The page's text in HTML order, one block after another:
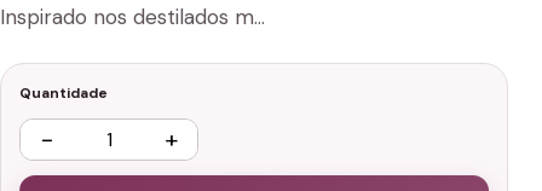
Inspirado nos destilados m…
Quantidade
− +